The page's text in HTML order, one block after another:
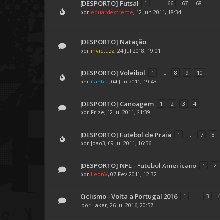
[DESPORTO] Futsal 1 ... 66 67
68
por eduardextreme, 12 Jun 2011, 18:34
[DESPORTO] Natação
por invictuzz, 24 Jul 2018, 19:01
[DESPORTO] Voleibol 1 ... 8 9
10
por Capfca, 04 Jun 2011, 19:43
[DESPORTO] Canoagem 1 2 3
4
por Frize, 12 Jul 2011, 21:39
[DESPORTO] Futebol de Praia 1 ... 7 8
por Joao3, 09 Jul 2011, 16:56
[DESPORTO] NFL - Futebol Americano 1 2
por LeonV, 07 Fev 2011, 12:32
Ciclismo - Volta a Portugal 2016 1 ... 3 4
por Laker, 26 Jul 2016, 20:57